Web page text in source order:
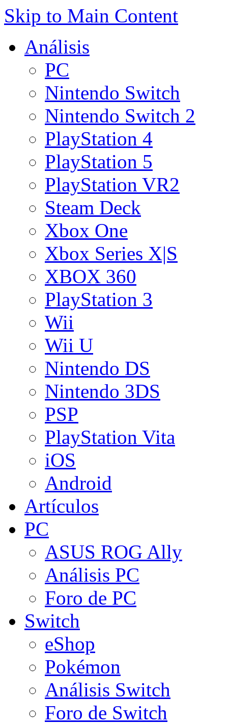
Skip to Main Content
Análisis
PC
Nintendo Switch
Nintendo Switch 2
PlayStation 4
PlayStation 5
PlayStation VR2
Steam Deck
Xbox One
Xbox Series X|S
XBOX 360
PlayStation 3
Wii
Wii U
Nintendo DS
Nintendo 3DS
PSP
PlayStation Vita
iOS
Android
Artículos
PC
ASUS ROG Ally
Análisis PC
Foro de PC
Switch
eShop
Pokémon
Análisis Switch
Foro de Switch